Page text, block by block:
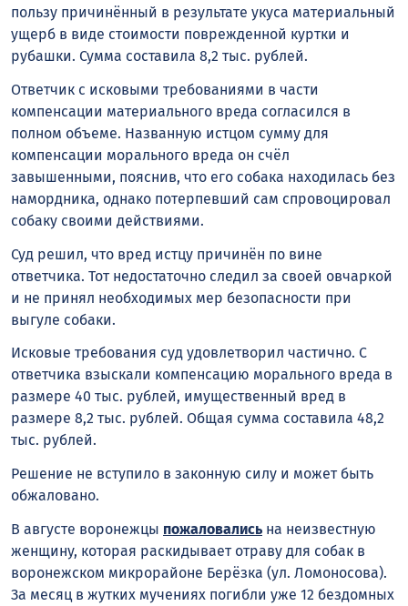
пользу причинённый в результате укуса материальный
ущерб в виде стоимости поврежденной куртки и
рубашки. Сумма составила 8,2 тыс. рублей.
Ответчик с исковыми требованиями в части
компенсации материального вреда согласился в
полном объеме. Названную истцом сумму для
компенсации морального вреда он счёл
завышенными, пояснив, что его собака находилась без
намордника, однако потерпевший сам спровоцировал
собаку своими действиями.
Суд решил, что вред истцу причинён по вине
ответчика. Тот недостаточно следил за своей овчаркой
и не принял необходимых мер безопасности при
выгуле собаки.
Исковые требования суд удовлетворил частично. С
ответчика взыскали компенсацию морального вреда в
размере 40 тыс. рублей, имущественный вред в
размере 8,2 тыс. рублей. Общая сумма составила 48,2
тыс. рублей.
Решение не вступило в законную силу и может быть
обжаловано.
В августе воронежцы пожаловались на неизвестную
женщину, которая раскидывает отраву для собак в
воронежском микрорайоне Берёзка (ул. Ломоносова).
За месяц в жутких мучениях погибли уже 12 бездомных